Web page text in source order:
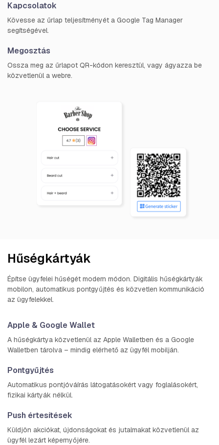
Kapcsolatok
Kövesse az űrlap teljesítményét a Google Tag Manager
segítségével.
Megosztás
Ossza meg az űrlapot QR-kódon keresztül, vagy ágyazza be
közvetlenül a webre.
Hűségkártyák
Építse ügyfelei hűségét modern módon. Digitális hűségkártyák
mobilon, automatikus pontgyűjtés és közvetlen kommunikáció
az ügyfelekkel.
Apple & Google Wallet
A hűségkártya közvetlenül az Apple Walletben és a Google
Walletben tárolva – mindig elérhető az ügyfél mobilján.
Pontgyűjtés
Automatikus pontjóváírás látogatásokért vagy foglalásokért,
fizikai kártyák nélkül.
Push értesítések
Küldjön akciókat, újdonságokat és jutalmakat közvetlenül az
ügyfél lezárt képernyőjére.